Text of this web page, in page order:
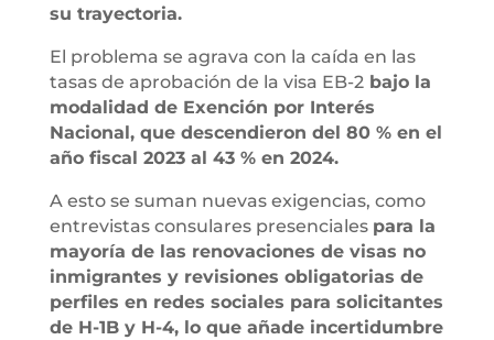
su trayectoria.
El problema se agrava con la caída en las
tasas de aprobación de la visa EB-2bajo la
modalidad de Exención por Interés
Nacional, que descendieron del 80 % en el
año fiscal 2023 al 43 % en 2024.
A esto se suman nuevas exigencias, como
entrevistas consulares presenciales para la
mayoría de las renovaciones de visas no
inmigrantes y revisiones obligatorias de
perfiles en redes sociales para solicitantes
de H-1B y H-4, lo que añade incertidumbre